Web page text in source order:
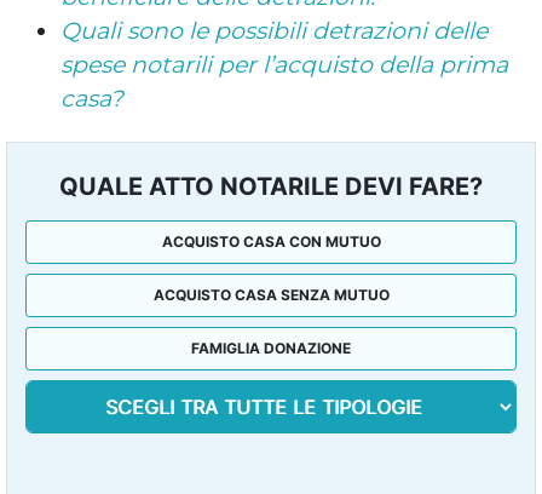
Quali sono le possibili detrazioni delle
spese notarili per l’acquisto della prima
casa?
QUALE ATTO NOTARILE DEVI FARE?
ACQUISTO CASA CON MUTUO
ACQUISTO CASA SENZA MUTUO
FAMIGLIA DONAZIONE